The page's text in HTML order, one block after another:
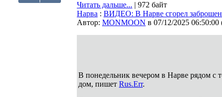
Читать дальше... | 972 байт
Нарва : ВИДЕО: В Нарве сгорел
Автор: MONMOON в 07/12/2025 06:50:00
В понедельник вечером в Нарве рядом с
дом, пишет Rus.Err.